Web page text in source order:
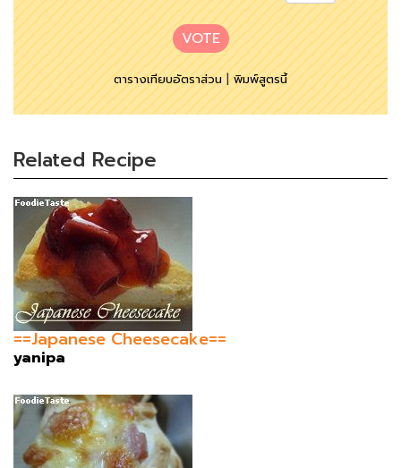
VOTE
ตารางเทียบอัตราส่วน|พิมพ์สูตรนี้
Related Recipe
==Japanese Cheesecake==
yanipa